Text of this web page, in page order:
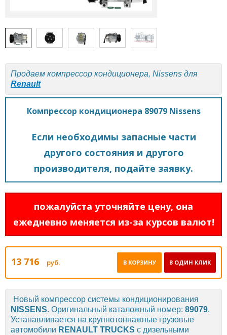
Продаем компрессор кондиционера, Nissens для
Renault
Компрессор кондиционера 89079 Nissens
Если необходимы запасные части
другого состояния и другого
производителя, подайте заявку.
пожалуйста уточняйте цену, она
ежедневно меняется из-за курсов валют!
13 716 руб. В ОДИН КЛИК
В КОРЗИНУ
Новый компрессор системы кондиционирования
NISSENS. Оригинальный каталожный номер: 89079.
Устанавливается на крупнотоннажные грузовые
автомобили RENAULT TRUCKS с дизельными